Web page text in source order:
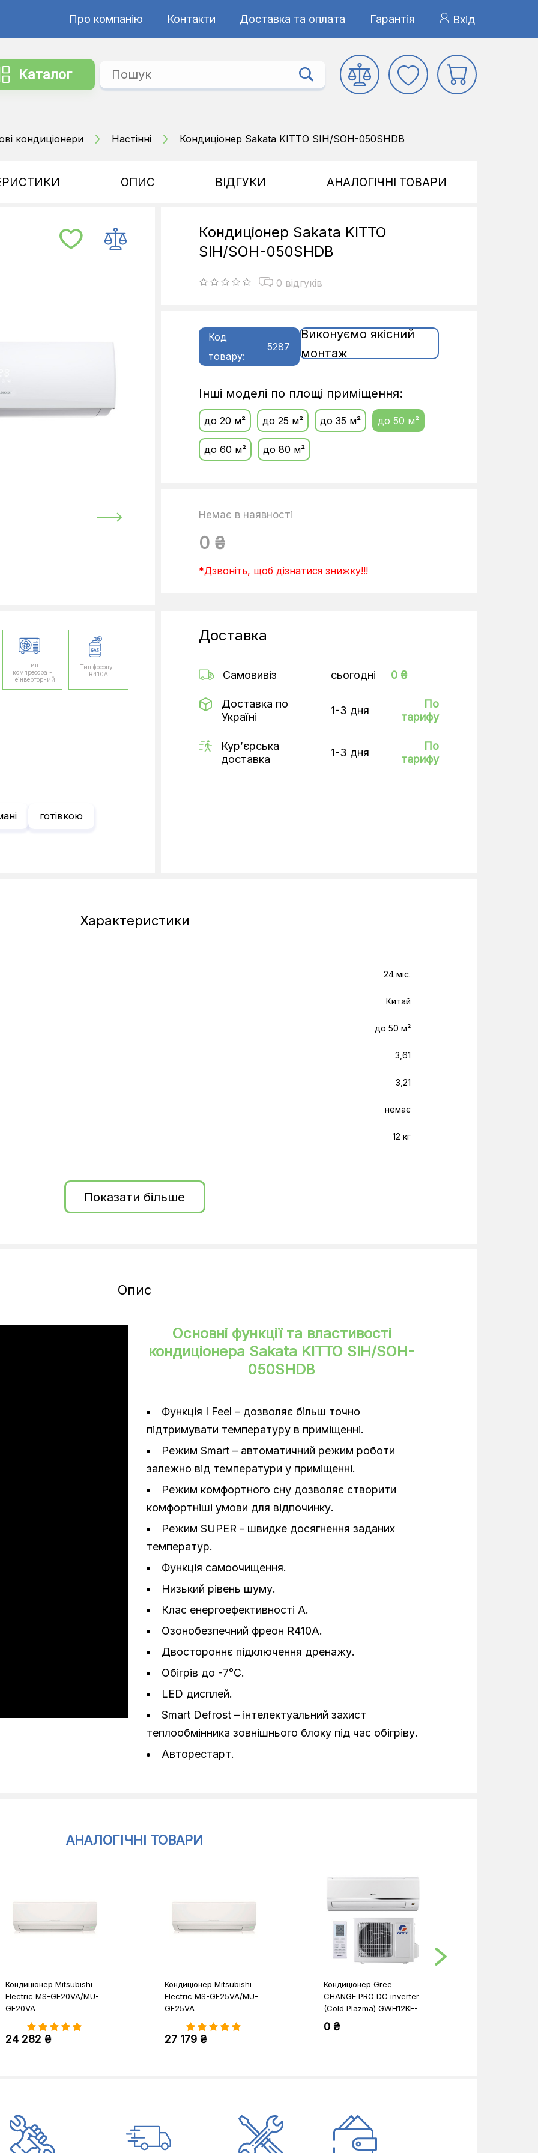
Про компанію Контакти Доставка та оплата Гарантія Вхід
Каталог
кондиціонери Настінні Кондиціонер Sakata KITTO SIH/SOH-050SHDB
ОПИС ВІДГУКИ АНАЛОГІЧНІ ТОВАРИ
Тип
компресора -
Неінверторний
Тип фреону -
R410A
готівкою
Кондиціонер Sakata KITTO
SIH/SOH-050SHDB
0 відгуків
Код
товару:
5287
Виконуємо якісний
монтаж
Інші моделі по площі приміщення:
до 20 м² до 25 м² до 35 м² до 50 м²
до 60 м² до 80 м²
Немає в наявності
0 ₴
*Дзвоніть, щоб дізнатися знижку!!!
Доставка
Самовивіз сьогодні 0 ₴
Доставка по
Україні
1-3 дня
По
тарифу
Кур’єрська
доставка
1-3 дня
По
тарифу
Характеристики
24 міс.
Китай
до 50 м²
3,61
3,21
немає
12 кг
31-39 дБ(А)
Неінверторний
-7°C
Показати більше
Опис
Основні функції та властивості
кондиціонера Sakata KITTO SIH/SOH-
050SHDB
Функція I Feel – дозволяє більш точно
підтримувати температуру в приміщенні.
Режим Smart – автоматичний режим роботи
залежно від температури у приміщенні.
Режим комфортного сну дозволяє створити
комфортніші умови для відпочинку.
Режим SUPER - швидке досягнення заданих
температур.
Функція самоочищення.
Низький рівень шуму.
Клас енергоефективності А.
Озонобезпечний фреон R410A.
Двостороннє підключення дренажу.
Обігрів до -7°C.
LED дисплей.
Smart Defrost – інтелектуальний захист
теплообмінника зовнішнього блоку під час обігріву.
Авторестарт.
АНАЛОГІЧНІ ТОВАРИ
Кондиціонер Mitsubishi
Electric MS-GF20VA/MU-
GF20VA
24 282 ₴
Кондиціонер Mitsubishi
Electric MS-GF25VA/MU-
GF25VA
27 179 ₴
Кондиціонер Gree
CHANGE PRO DC inverter
(Cold Plazma) GWH12KF-
K3DNA5G
0 ₴